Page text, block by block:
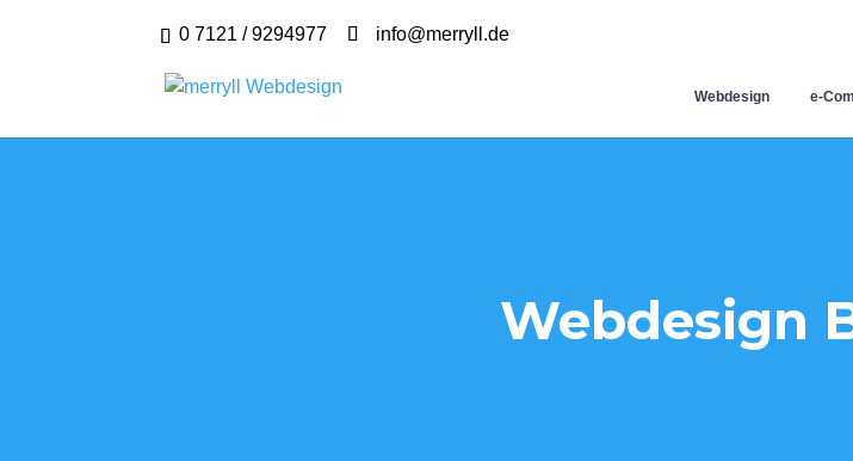
0 7121 / 9294977 info@merryll.de
Webdesign e-
Webdesign